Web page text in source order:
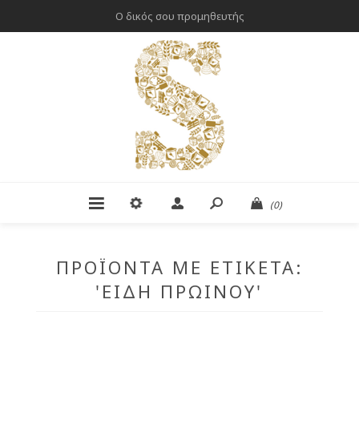
Ο δικός σου προμηθευτής
(0)
ΠΡΟΪΌΝΤΑ ΜΕ ΕΤΙΚΈΤΑ:
'ΕΊΔΗ ΠΡΩΙΝΟΎ'